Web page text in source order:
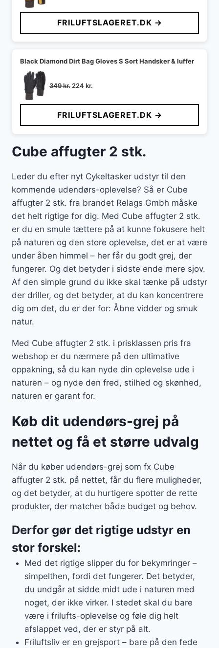
pris
var:
349 kr..
pris
er:
223 kr..
FRILUFTSLAGERET.DK →
Black Diamond Dirt Bag Gloves S Sort Handsker & luffer
349kr. Den
pris
var:
349 kr..
224 kr.
pris
er:
224 kr..
FRILUFTSLAGERET.DK →
Cube affugter 2 stk.
Leder du efter nyt Cykeltasker udstyr til den
kommende udendørs-oplevelse? Så er Cube
affugter 2 stk. fra brandet Relags Gmbh måske
det helt rigtige for dig. Med Cube affugter 2 stk.
er du en smule tættere på at kunne fokusere helt
på naturen og den store oplevelse, det er at være
under åben himmel – her får du godt grej, der
fungerer. Og det betyder i sidste ende mere sjov.
Af den simple grund du ikke skal tænke på udstyr
der driller, og det betyder, at du kan koncentrere
dig om det, du er der for: Åbne vidder og smuk
natur.
Med Cube affugter 2 stk. i prisklassen pris fra
webshop er du nærmere på den ultimative
oppakning, så du kan nyde din oplevelse ude i
naturen – og nyde den fred, stilhed og skønhed,
naturen er garant for.
Køb dit udendørs-grej på
nettet og få et større udvalg
Når du køber udendørs-grej som fx Cube
affugter 2 stk. på nettet, får du flere muligheder,
og det betyder, at du hurtigere spotter de rette
produkter, der matcher både budget og behov.
Derfor gør det rigtige udstyr en
stor forskel:
Med det rigtige slipper du for bekymringer –
simpelthen, fordi det fungerer. Det betyder,
du undgår at sidde midt ude i naturen med
noget, der ikke virker. I stedet skal du bare
være i frilufts-oplevelse og føle dig helt
afslappet ved, der er styr på alt.
Friluftsliv er en grejsport – bare på den fede